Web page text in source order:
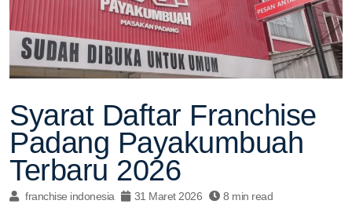
Syarat Daftar Franchise
Padang Payakumbuah
Terbaru 2026
franchise indonesia 31 Maret 2026
8 min read